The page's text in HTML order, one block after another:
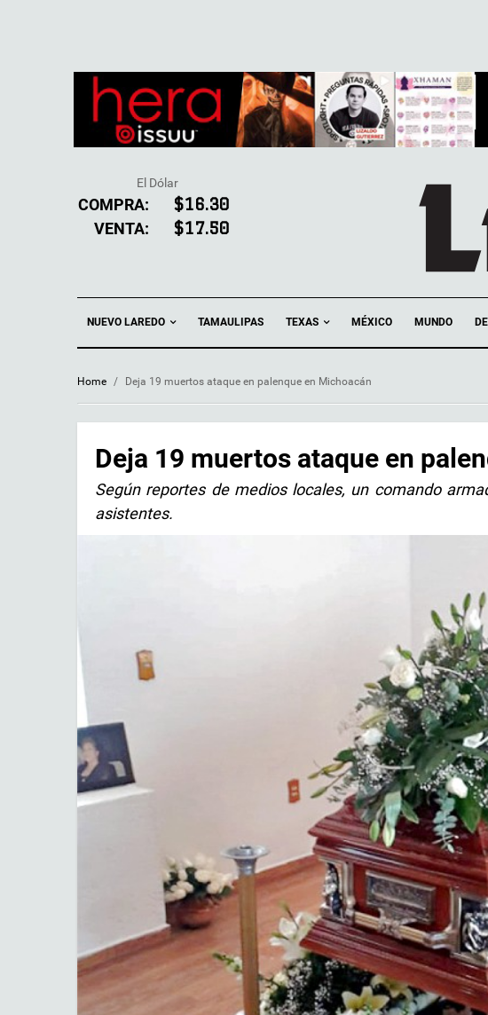
El Dólar
COMPRA: $16.30
VENTA: $17.50
NUEVO LAREDO TAMAULIPAS TEXAS MÉXICO MUNDO
Home / Deja 19 muertos ataque en palenque en Michoacán
Deja 19 muertos ataque en
Según reportes de medios locales, un comando
asistentes.